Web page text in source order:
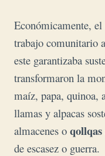
Económicamente,
trabajo comunitario
este garantizaba
transformaron la
maíz, papa, quinoa,
llamas y alpacas
almacenes o qollqas
de escasez o guerra.